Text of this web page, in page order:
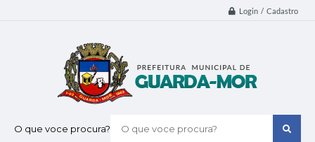
Login / Cadastro
O que voce procura?